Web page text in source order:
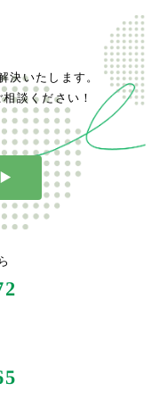
決いたします。
談ください！